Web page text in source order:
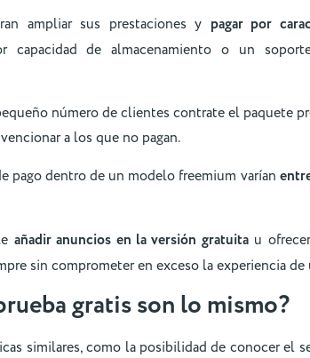
ampliar sus prestaciones y pagar por
capacidad de almacenamiento o un
número de clientes contrate el paquete
a los que no pagan.
pago dentro de un modelo freemium varían
añadir anuncios en la versión gratuitau
sin comprometer en exceso la experiencia de
gratis son lo mismo?
similares, como la posibilidad de conocer el